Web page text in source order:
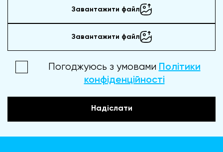
Завантажити файл
Завантажити файл
Погоджуюсь з умовами Політики
конфіденційності
Надіслати